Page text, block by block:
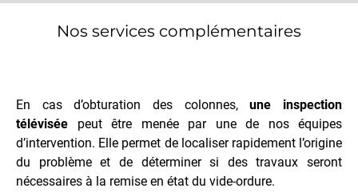
Nos services complémentaires
En cas d’obturation des colonnes,une inspection
télévisée peut être menée par une de nos équipes
d’intervention. Elle permet de localiser rapidement l’origine
du problème et de déterminer si des travaux seront
nécessaires à la remise en état du vide-ordure.